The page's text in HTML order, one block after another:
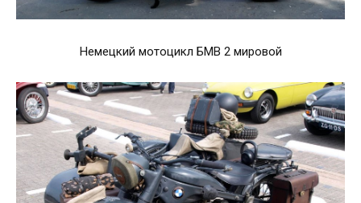
Немецкий мотоцикл БМВ 2 мировой